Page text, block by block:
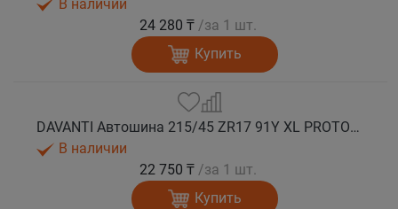
В наличии
24 280 ₸ /за 1 шт.
Купить
DAVANTI Автошина 215/45 ZR17 91Y XL PROTOURA SPORT RPR лето
В наличии
22 750 ₸ /за 1 шт.
Купить